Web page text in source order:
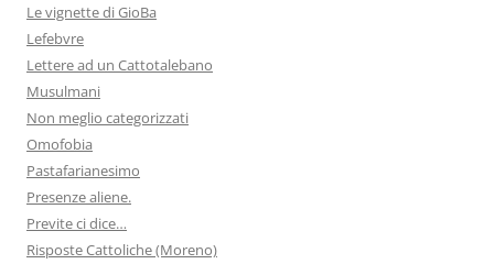
Le vignette di GioBa
Lefebvre
Lettere ad un Cattotalebano
Musulmani
Non meglio categorizzati
Omofobia
Pastafarianesimo
Presenze aliene.
Previte ci dice…
Risposte Cattoliche (Moreno)